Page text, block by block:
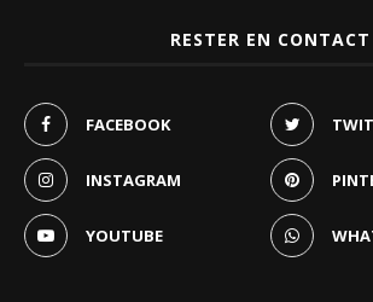
RESTER EN CONTACT
FACEBOOK
INSTAGRAM
YOUTUBE